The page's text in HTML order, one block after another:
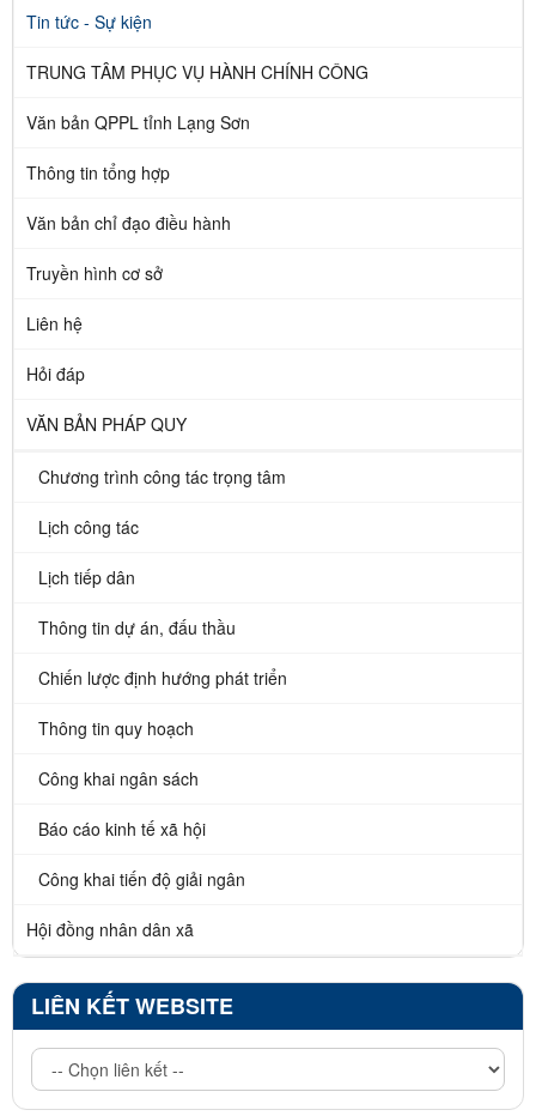
Tin tức - Sự kiện
TRUNG TÂM PHỤC VỤ HÀNH CHÍNH CÔNG
Văn bản QPPL tỉnh Lạng Sơn
Thông tin tổng hợp
Văn bản chỉ đạo điều hành
Truyền hình cơ sở
Liên hệ
Hỏi đáp
VĂN BẢN PHÁP QUY
Chương trình công tác trọng tâm
Lịch công tác
Lịch tiếp dân
Thông tin dự án, đấu thầu
Chiến lược định hướng phát triển
Thông tin quy hoạch
Công khai ngân sách
Báo cáo kinh tế xã hội
Công khai tiến độ giải ngân
Hội đồng nhân dân xã
LIÊN KẾT WEBSITE